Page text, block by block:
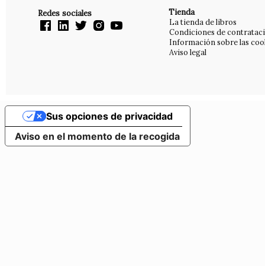
Redes sociales Tienda
La tienda de libros
Condiciones de
Información sobre las
Aviso legal
Aviso en el momento de la recogida
Sus opciones de privacidad